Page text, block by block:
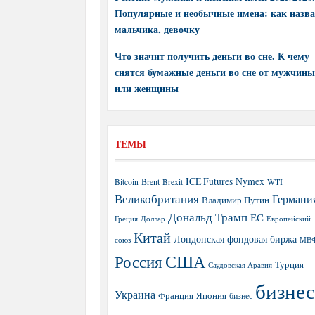
Популярные и необычные имена: как
мальчика, девочку
Что значит получить деньги во сне. К чему
снятся бумажные деньги во сне от мужчины
или женщины
ТЕМЫ
Bitcoin Brent Brexit ICE Futures Nymex WTI
Великобритания Владимир Путин
Греция Доллар Дональд Трамп ЕС Европейский
союз Китай Лондонская фондовая биржа
РоссияСША Саудовская Аравия Турция
Украина Франция Япония бизнес бизнес